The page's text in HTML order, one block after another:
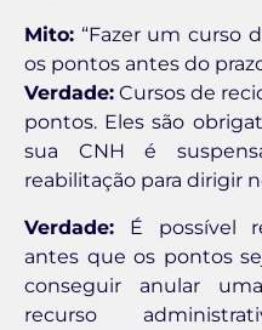
Mito: “Fazer um curso
os pontos antes do
Verdade: Cursos de
pontos. Eles são
sua CNH é
reabilitação para dirigir
Verdade: É possível
antes que os pontos
conseguir anular
recurso